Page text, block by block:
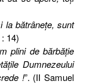
la bătrâneţe, sunt
14)
plini de bărbăţie
Dumnezeului
!”. (II Samuel